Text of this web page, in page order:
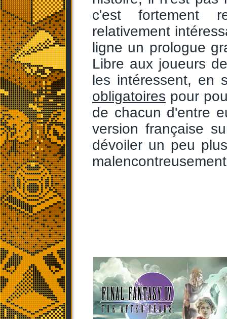
c'est fortement
relativement
ligne un prologue
Libre aux joueurs
les intéressent, en
obligatoires pour
de chacun d'entre
version française
dévoiler un peu